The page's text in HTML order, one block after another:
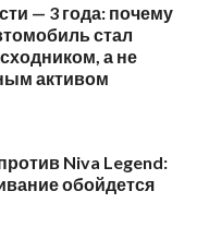
— 3 года: почему
стал
а не
активом
Niva Legend:
обойдется